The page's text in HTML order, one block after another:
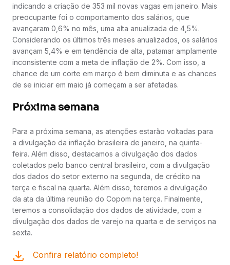
indicando a criação de 353 mil novas vagas em janeiro. Mais
preocupante foi o comportamento dos salários, que
avançaram 0,6% no mês, uma alta anualizada de 4,5%.
Considerando os últimos três meses anualizados, os salários
avançam 5,4% e em tendência de alta, patamar amplamente
inconsistente com a meta de inflação de 2%. Com isso, a
chance de um corte em março é bem diminuta e as chances
de se iniciar em maio já começam a ser afetadas.
Próxima semana
Para a próxima semana, as atenções estarão voltadas para
a divulgação da inflação brasileira de janeiro, na quinta-
feira. Além disso, destacamos a divulgação dos dados
coletados pelo banco central brasileiro, com a divulgação
dos dados do setor externo na segunda, de crédito na
terça e fiscal na quarta. Além disso, teremos a divulgação
da ata da última reunião do Copom na terça. Finalmente,
teremos a consolidação dos dados de atividade, com a
divulgação dos dados de varejo na quarta e de serviços na
sexta.
Confira relatório completo!